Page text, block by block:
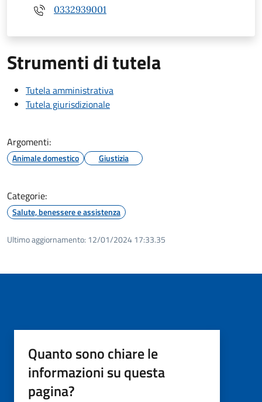
0332939001
Strumenti di tutela
Tutela amministrativa
Tutela giurisdizionale
Argomenti:
Animale domestico Giustizia
Categorie:
Salute, benessere e assistenza
Ultimo aggiornamento: 12/01/2024 17:33.35
Quanto sono chiare le
informazioni su questa
pagina?